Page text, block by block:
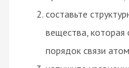
составьте
вещества,
порядок связи